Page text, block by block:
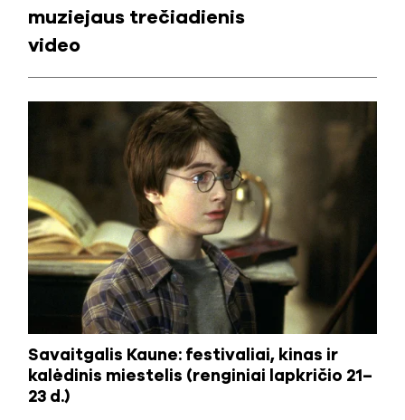
Savaitgalis Kaune: festivaliai, kinas ir
kalėdinis miestelis (renginiai lapkričio 21–
23 d.)
muziejaus trečiadienis
video